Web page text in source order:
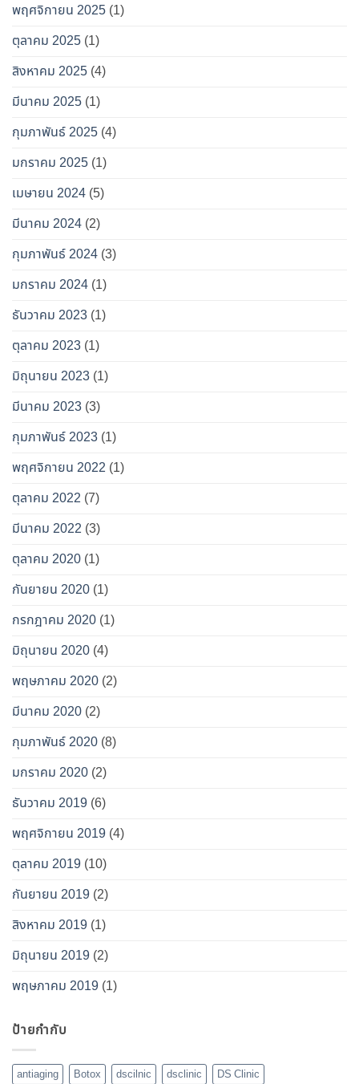
พฤศจิกายน 2025 (1)
ตุลาคม 2025 (1)
สิงหาคม 2025 (4)
มีนาคม 2025 (1)
กุมภาพันธ์ 2025 (4)
มกราคม 2025 (1)
เมษายน 2024 (5)
มีนาคม 2024 (2)
กุมภาพันธ์ 2024 (3)
มกราคม 2024 (1)
ธันวาคม 2023 (1)
ตุลาคม 2023 (1)
มิถุนายน 2023 (1)
มีนาคม 2023 (3)
กุมภาพันธ์ 2023 (1)
พฤศจิกายน 2022 (1)
ตุลาคม 2022 (7)
มีนาคม 2022 (3)
ตุลาคม 2020 (1)
กันยายน 2020 (1)
กรกฎาคม 2020 (1)
มิถุนายน 2020 (4)
พฤษภาคม 2020 (2)
มีนาคม 2020 (2)
กุมภาพันธ์ 2020 (8)
มกราคม 2020 (2)
ธันวาคม 2019 (6)
พฤศจิกายน 2019 (4)
ตุลาคม 2019 (10)
กันยายน 2019 (2)
สิงหาคม 2019 (1)
มิถุนายน 2019 (2)
พฤษภาคม 2019 (1)
ป้ายกำกับ
antiaging Botox dscilnic dsclinic
DS Clinic